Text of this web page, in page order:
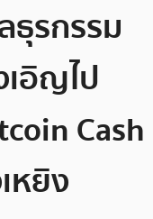
ธุรกรรม
อิญไป
Cash
หยิง